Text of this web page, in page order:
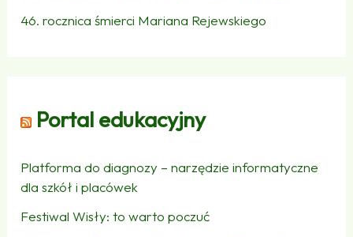
46. rocznica śmierci Mariana Rejewskiego
Portal edukacyjny
Platforma do diagnozy – narzędzie informatyczne
dla szkół i placówek
Festiwal Wisły: to warto poczuć